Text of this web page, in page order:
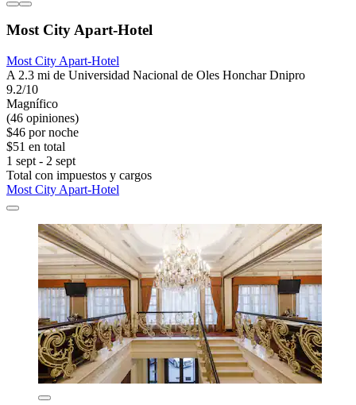
Most City Apart-Hotel
Most City Apart-Hotel
A 2.3 mi de Universidad Nacional de Oles Honchar Dnipro
9.2/10
Magnífico
(46 opiniones)
$46 por noche
$51 en total
1 sept - 2 sept
Total con impuestos y cargos
Most City Apart-Hotel